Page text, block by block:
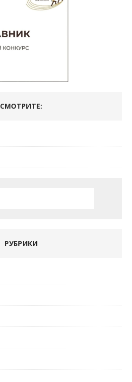
СМОТРИТЕ:
РУБРИКИ